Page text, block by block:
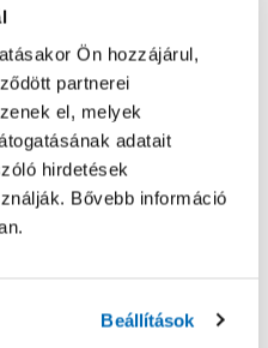
Ön hozzájárul,
partnerei
el, melyek
adatait
hirdetések
Bővebb információ
Beállítások